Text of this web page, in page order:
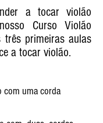
a tocar violão
Curso Violão
três primeiras aulas
a tocar violão.
com uma corda